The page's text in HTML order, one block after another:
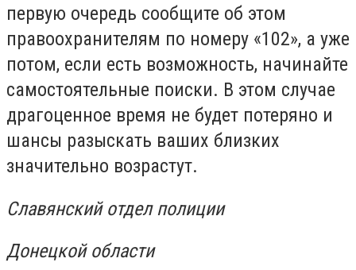
первую очередь сообщите об этом
правоохранителям по номеру «102», а уже
потом, если есть возможность, начинайте
самостоятельные поиски. В этом случае
драгоценное время не будет потеряно и
шансы разыскать ваших близких
значительно возрастут.
Славянский отдел полиции
Донецкой области